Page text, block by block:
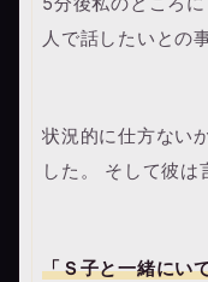
人で話したいとの事
状況的に仕方ない
した。 そして彼は
「Ｓ子と一緒にい